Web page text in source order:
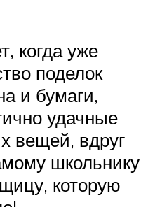
когда уже
поделок
и бумаги,
удачные
вещей, вдруг
школьнику
которую